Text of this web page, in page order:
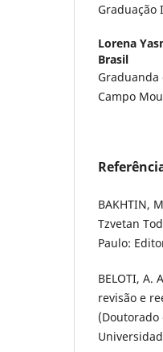
Graduação
Lorena
Brasil
Graduanda
Campo
BAKHTIN,
Tzvetan
Paulo:
BELOTI, A.
revisão e
(Doutorado